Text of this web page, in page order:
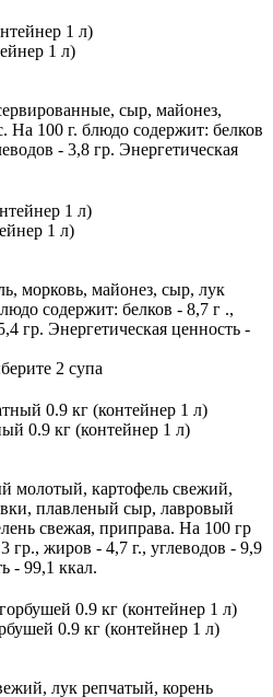
1 л)
сыр, майонез,
На 100 г. блюдо содержит: белков
- 3,8 гр. Энергетическая
1 л)
морковь, майонез, сыр, лук
содержит: белков - 8,7 г .,
гр. Энергетическая ценность -
2 супа
0.9 кг (контейнер 1 л)
молотый, картофель свежий,
плавленый сыр, лавровый
свежая, приправа. На 100 гр
гр., жиров - 4,7 г., углеводов - 9,9
- 99,1 ккал.
0.9 кг (контейнер 1 л)
лук репчатый, корень